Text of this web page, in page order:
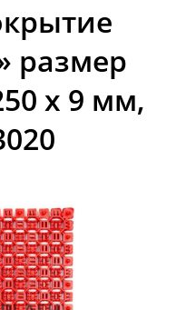
размер
х 9 мм,